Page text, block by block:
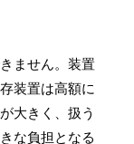
ません。装置
装置は高額に
大きく、扱う
な負担となる